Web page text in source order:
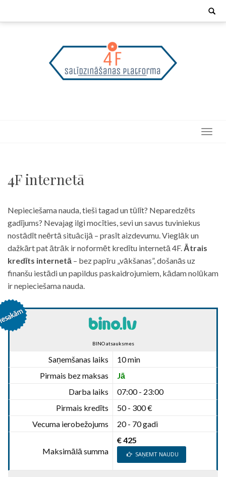
Search
4F internetā
Nepieciešama nauda, tieši tagad un tūlīt? Neparedzēts
gadījums? Nevajag ilgi mocīties, sevi un savus tuviniekus
nostādīt neērtā situācijā – prasīt aizdevumu. Vieglāk un
dažkārt pat ātrāk ir noformēt kredītu internetā 4F. Ātrais
kredīts internetā – bez papīru „vākšanas”, došanās uz
finanšu iestādi un papildus paskaidrojumiem, kādam nolūkam
ir nepieciešama nauda.
BINO atsauksmes
Saņemšanas laiks
10 min
Pirmais bez maksas
Jā
Darba laiks
07:00 - 23:00
Pirmais kredīts
50 - 300 €
Vecuma ierobežojums
20 - 70 gadi
Maksimālā summa
€ 425
SAŅEMT NAUDU